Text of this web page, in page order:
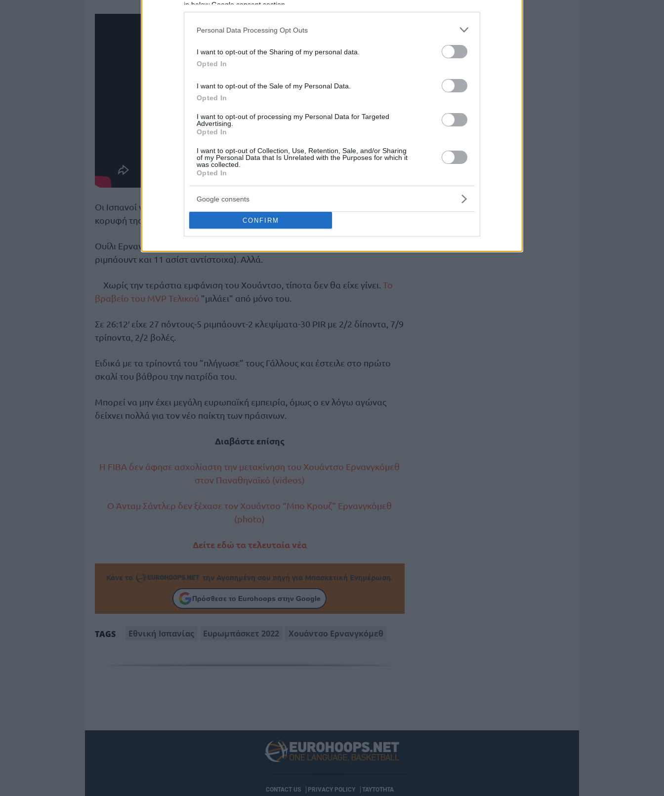
in below Google consent section.
Personal Data Processing Opt Outs
I want to opt-out of the Sharing of my personal data.
Opted In
I want to opt-out of the Sale of my Personal Data.
Opted In
I want to opt-out of processing my Personal Data for Targeted
Advertising.
Opted In
I want to opt-out of Collection, Use, Retention, Sale, and/or Sharing
of my Personal Data that Is Unrelated with the Purposes for which it
was collected.
Opted In
Google consents
CONFIRM
Οι Ισπανοί νίκησαν την Γαλλία στις 18/9 με 88-76, επιστρέφοντας στην
κορυφή της Ευρώπης μετά το 2015.
Ουίλι Ερνανγκόμεθ και
ριμπάουντ και 11 ασίστ αντίστοιχα). Αλλά.
Χωρίς την τεράστια εμφάνιση του Χουάντσο, τίποτα δεν θα είχε γίνει. Το
βραβείο του MVP Τελικού ”μιλάει” από μόνο του.
Σε 26:12′ είχε 27 πόντους-5 ριμπάουντ-2 κλεψίματα-30 PIR με 2/2 δίποντα, 7/9
τρίποντα, 2/2 βολές.
Ειδικά με τα τρίποντά του ”πλήγωσε” τους Γάλλους και έστειλε στο πρώτο
σκαλί του βάθρου την πατρίδα του.
Μπορεί να μην έχει μεγάλη ευρωπαϊκή εμπειρία, όμως ο εν λόγω αγώνας
δείχνει πολλά για τον νέο παίκτη των πράσινων.
Διαβάστε επίσης
H FIBA δεν άφησε ασχολίαστη την μετακίνηση του Χουάντσο Ερνανγκόμεθ
στον Παναθηναϊκό (videos)
Ο Άνταμ Σάντλερ δεν ξέχασε τον Χουάντσο “Μπο Κρουζ” Ερνανγκόμεθ
(photo)
Δείτε εδώ τα τελευταία νέα
Κάνε το την Αγαπημένη σου πηγή για Μπασκετική Ενημέρωση.
Πρόσθεσε το Eurohoops στην Google
TAGS Εθνική Ισπανίας Ευρωμπάσκετ 2022 Χουάντσο Ερνανγκόμεθ
CONTACT US PRIVACY POLICY ΤΑΥΤΟΤΗΤΑ